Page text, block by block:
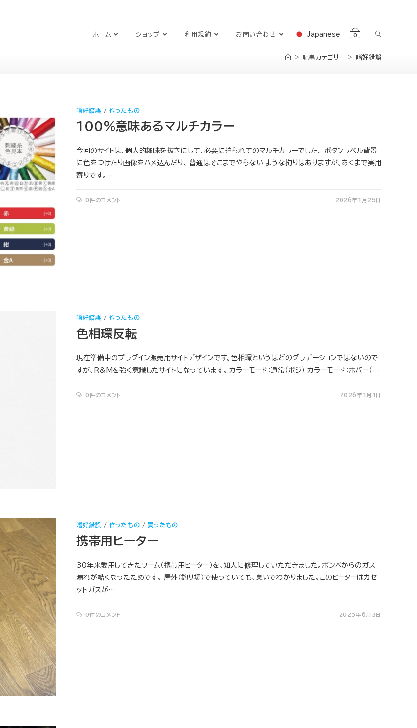
ホーム ショップ 利用規約 お問い合わせ Japanese 0
> 記事カテゴリー > 嗜好錯誤
嗜好錯誤 /作ったもの
100％意味あるマルチカラー
今回のサイトは、個人的趣味を抜きにして、必要に迫られてのマルチカラーでした。 ボタンラベル背景
に色をつけたり画像をハメ込んだり、 普通はそこまでやらない ような拘りはありますが、あくまで実用
寄りです。…
0件のコメント 2026年1月25日
嗜好錯誤 /作ったもの
色相環反転
現在準備中のプラグイン販売用サイトデザインです。色相環というほどのグラデーションではないので
すが、R&Mを強く意識したサイトになっています。 カラーモード：通常（ポジ） カラーモード：ホバー（…
0件のコメント 2026年1月1日
嗜好錯誤 /作ったもの /買ったもの
携帯用ヒーター
30年来愛用してきたワーム（携帯用ヒーター）を、知人に修理していただきました。ボンベからのガス
漏れが酷くなったためです。 屋外（釣り場）で使っていても、臭いでわかりました。このヒーターはカセ
ットガスが…
0件のコメント 2025年6月3日